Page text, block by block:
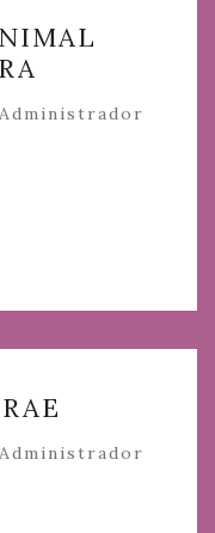
Administrador
Administrador